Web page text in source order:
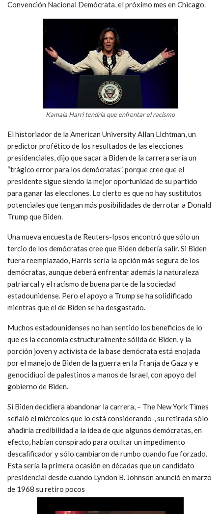
Convención Nacional Demócrata, el próximo mes en Chicago.
Kamala Harri tendría que enfrentar el racismo
El historiador de la American University Allan Lichtman, un
predictor profético de los resultados de las elecciones
presidenciales, dijo que sacar a Biden de la carrera sería un
“trágico error para los demócratas”, porque cree que el
presidente sigue siendo la mejor oportunidad de su partido
para ganar las elecciones. Lo cierto es que no hay sustitutos
potenciales que tengan más posibilidades de derrotar a Donald
Trump que Biden.
Una nueva encuesta de Reuters-Ipsos encontró que sólo un
tercio de los demócratas cree que Biden debería salir. Si Biden
fuera reemplazado, Harris sería la opción más segura de los
demócratas, aunque deberá enfrentar además la naturaleza
patriarcal y el racismo de buena parte de la sociedad
estadounidense. Pero el apoyo a Trump se ha solidificado
mientras que el de Biden se ha desgastado.
Muchos estadounidenses no han sentido los beneficios de lo
que es la economía estructuralmente sólida de Biden, y la
porción joven y activista de la base demócrata está enojada
por el manejo de Biden de la guerra en la Franja de Gaza y e
genocidiuoi de palestinos a manos de Israel, con apoyo del
gobierno de Biden.
Si Biden decidiera abandonar la carrera, – The New York Times
señaló el miércoles que lo está considerando-, su retirada sólo
añadiría credibilidad a la idea de que algunos demócratas, en
efecto, habían conspirado para ocultar un impedimento
descalificador y sólo cambiaron de rumbo cuando fue forzado.
Esta sería la primera ocasión en décadas que un candidato
presidencial desde cuando Lyndon B. ­Johnson anunció en marzo
de 1968 su retiro pocos